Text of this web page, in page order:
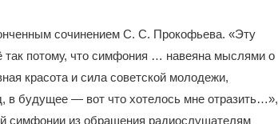
сочинением С. С. Прокофьева. «Эту
потому, что симфония … навеяна мыслями о
красота и сила советской молодежи,
в будущее — вот что хотелось мне отразить…»,
симфонии из обращения радиослушателям